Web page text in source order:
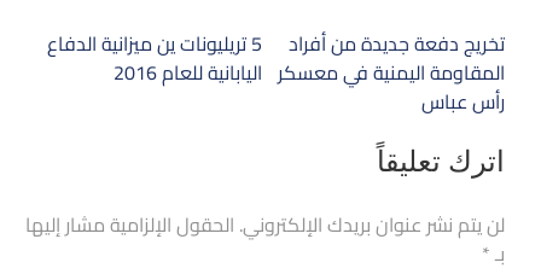
تصفّح
المقالات
5 تريليونات ين ميزانية الدفاع
اليابانية للعام 2016
تخريج دفعة جديدة من أفراد
المقاومة اليمنية في معسكر
رأس عباس
اترك تعليقاً
لن يتم نشر عنوان بريدك الإلكتروني. الحقول الإلزامية مشار إليها
بـ*